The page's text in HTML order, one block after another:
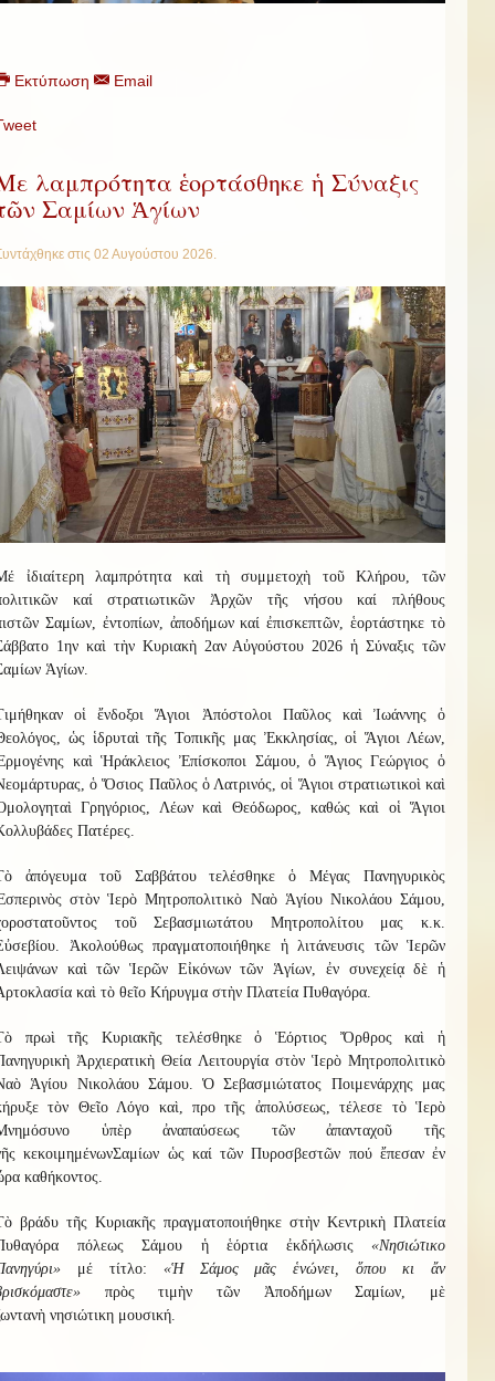
Εκτύπωση Email
λαμπρότητα ἑορτάσθηκε ἡ Σύναξις
Σαμίων Ἁγίων
στις 02 Αυγούστου 2026
έ ἰδιαίτερη λαμπρότητα καὶ τὴ συμμετοχὴ τοῦ Κλήρου , τῶν
καί στρατιωτικῶν Ἀρχῶν τῆς νήσου καί πλήθους
Σαμίων, ἐντοπίων, ἀποδήμων καί ἐπισκεπτῶν , ἑορτάστηκε τὸ
1ην καὶ τὴν Κυριακὴ 2αν Αὐγούστου 2026ἡ Σύναξις τῶν
Ἁγίων.
οἱ ἔνδοξοι Ἅγιοι Ἀπόστολοι Παῦλος καὶ Ἰωάννης ὁ
ὡς ἱδρυταὶ τῆς Τοπικῆς μας Ἐκκλησίας, οἱ Ἅγιοι Λέων,
καὶ Ἡράκλειος Ἐπίσκοποι Σάμου, ὁ Ἅγιος Γεώργιος ὁ
ὁ Ὅσιος Παῦλος ὁ Λατρινός, οἱ Ἅγιοι στρατιωτικοὶ καὶ
Γρηγόριος, Λέων καὶ Θεόδωρος, καθώς καὶ οἱ Ἅγιοι
Πατέρες.
ἀπόγευμα τοῦ Σαββάτου τελέσθηκε ὁ Μέγας Πανηγυρικὸς
στὸν Ἱερὸ Μητροπολιτικὸ Ναὸ Ἁγίου Νικολάου Σάμου,
τοῦ Σεβασμιωτάτου Μητροπολίτου μας
κ.κ.
Ἀκολούθως πραγματοποιήθηκε ἡ λιτάνευσις τῶν Ἱερῶν
καὶ τῶν Ἱερῶν Εἰκόνων τῶν Ἁγίων, ἐν συνεχείᾳ δὲ ἡ
καὶ τὸ θεῖο Κήρυγμα στὴν Πλατεία Πυθαγόρα.
πρωὶ τῆς Κυριακῆς τελέσθηκε ὁ Ἑόρτιος Ὄρθρος καὶ ἡ
Ἀρχιερατικὴ Θεία Λειτουργία στὸν Ἱερὸ Μητροπολιτικὸ
Ἁγίου Νικολάου Σάμου. Ὁ Σεβασμιώτατος Ποιμενάρχης μας
τὸν Θεῖο Λόγο καὶ, προ τῆς ἀπολύσεως, τέλεσε τὸ Ἱερὸ
ὑπὲρ ἀναπαύσεως τῶνἀπανταχοῦ τῆς
κεκοιμημένωνΣαμίων ὡς καί τῶν Πυροσβεστῶν πού ἔπεσαν ἐν
καθήκοντος
βράδυ τῆς Κυριακῆς πραγματοποιήθηκε στὴν Κεντρικὴ Πλατεία
πόλεως Σάμου ἡ ἑόρτια ἐκδήλωσις «Νησιώτικο
μέ τίτλο: «Ἡ
Σάμος μᾶς ἑνώνει, ὅπου κι ἄν
»
πρὸς τιμὴν τῶν Ἀποδήμων Σαμίων, μὲ
νησιώτικη μουσική.